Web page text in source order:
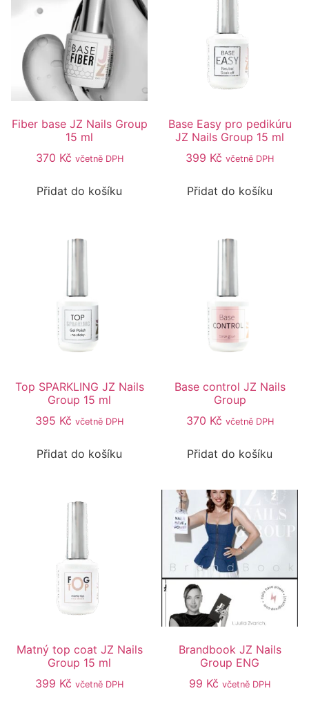
Fiber base JZ Nails Group
15 ml
370 Kč včetně DPH
Přidat do košíku
Base Easy pro pedikúru
JZ Nails Group 15 ml
399 Kč včetně DPH
Přidat do košíku
Top SPARKLING JZ Nails
Group 15 ml
395 Kč včetně DPH
Přidat do košíku
Base control JZ Nails
Group
370 Kč včetně DPH
Přidat do košíku
Matný top coat JZ Nails
Group 15 ml
399 Kč včetně DPH
Brandbook JZ Nails
Group ENG
99 Kč včetně DPH